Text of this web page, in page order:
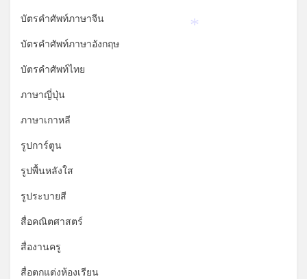
บัตรคำศัพท์ภาษาจีน
บัตรคำศัพท์ภาษาอังกฤษ
บัตรคำศัพท์ไทย
ภาษาญี่ปุ่น
ภาษาเกาหลี
รูปการ์ตูน
รูปพื้นหลังใส
รูประบายสี
สื่อคณิตศาสตร์
สื่องานครู
สื่อตกแต่งห้องเรียน